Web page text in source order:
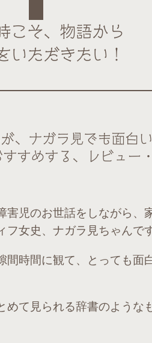
こそ、物語から
いただきたい！
、ナガラ見でも面白
すめする、レビュー
児のお世話をしながら、
女史、ナガラ見ちゃんで
時間に観て、とっても面
て見られる辞書のような